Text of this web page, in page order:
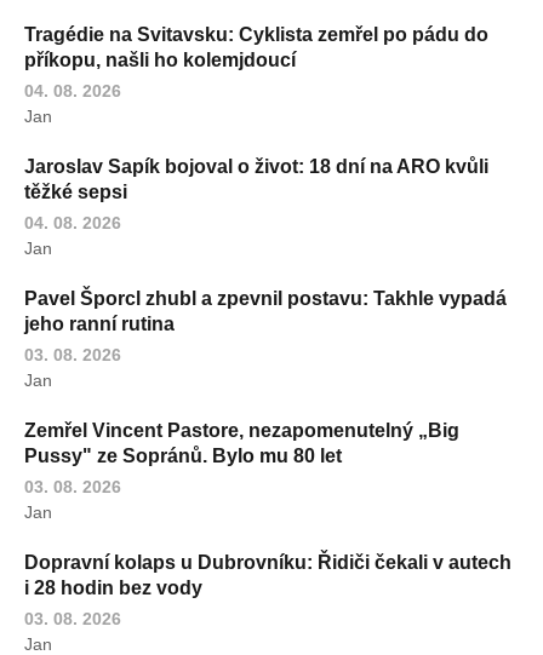
Tragédie na Svitavsku: Cyklista zemřel po pádu do
příkopu, našli ho kolemjdoucí
04. 08. 2026
Jan
Jaroslav Sapík bojoval o život: 18 dní na ARO kvůli
těžké sepsi
04. 08. 2026
Jan
Pavel Šporcl zhubl a zpevnil postavu: Takhle vypadá
jeho ranní rutina
03. 08. 2026
Jan
Zemřel Vincent Pastore, nezapomenutelný „Big
Pussy" ze Sopránů. Bylo mu 80 let
03. 08. 2026
Jan
Dopravní kolaps u Dubrovníku: Řidiči čekali v autech
i 28 hodin bez vody
03. 08. 2026
Jan